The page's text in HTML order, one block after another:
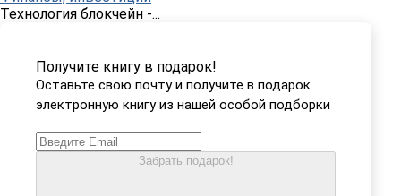
Технология блокчейн -...
Получите книгу в подарок!
Оставьте свою почту и получите в подарок
электронную книгу из нашей особой подборки
Забрать подарок!